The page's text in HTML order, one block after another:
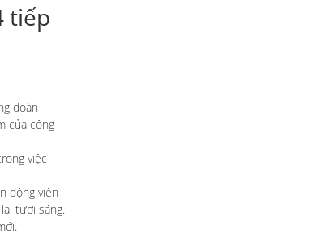
tiếp
đoàn
của công
việc
động viên
tươi sáng.